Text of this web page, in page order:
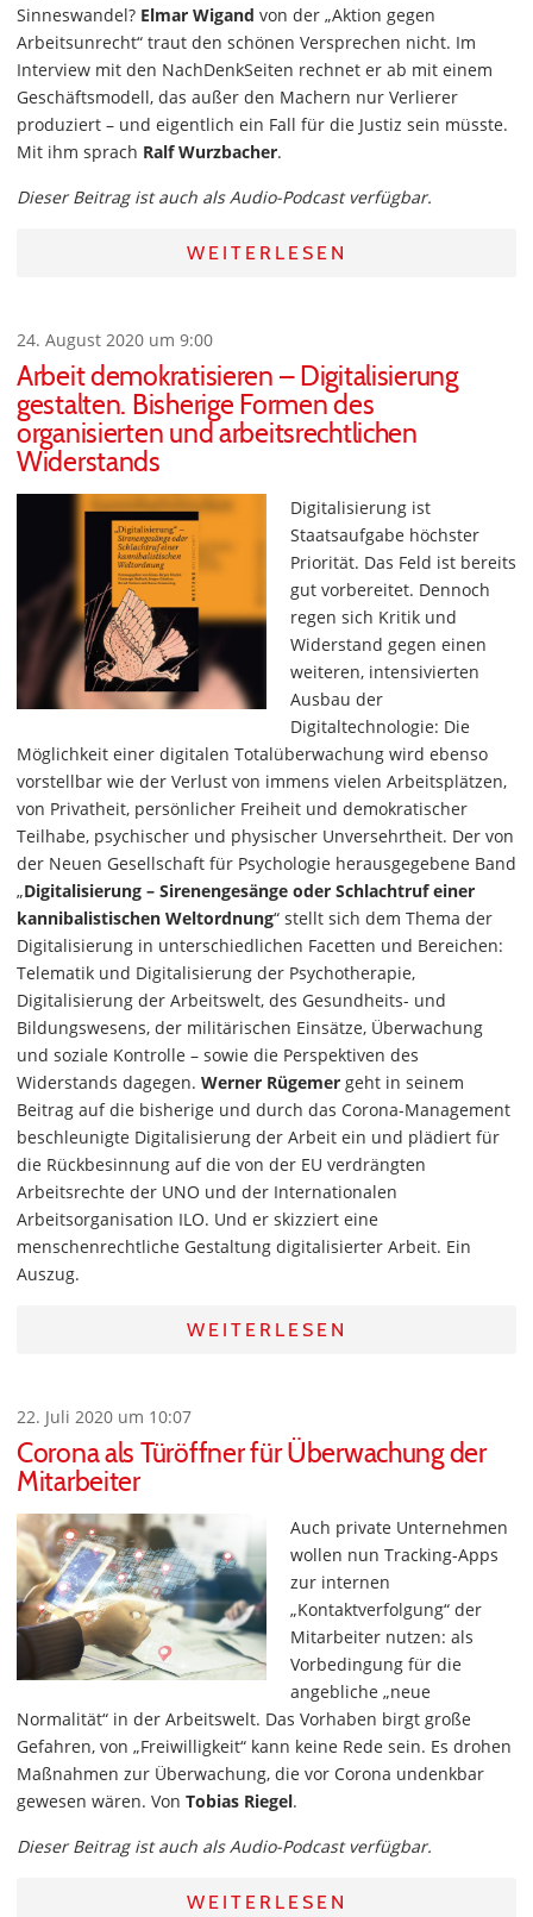
Sinneswandel? Elmar Wigand von der „Aktion gegen
Arbeitsunrecht“ traut den schönen Versprechen nicht. Im
Interview mit den NachDenkSeiten rechnet er ab mit einem
Geschäftsmodell, das außer den Machern nur Verlierer
produziert – und eigentlich ein Fall für die Justiz sein müsste.
Mit ihm sprach Ralf Wurzbacher.
Dieser Beitrag ist auch als Audio-Podcast verfügbar.
WEITERLESEN
24. August 2020 um 9:00
Arbeit demokratisieren – Digitalisierung
gestalten. Bisherige Formen des
organisierten und arbeitsrechtlichen
Widerstands
Digitalisierung ist
Staatsaufgabe höchster
Priorität. Das Feld ist bereits
gut vorbereitet. Dennoch
regen sich Kritik und
Widerstand gegen einen
weiteren, intensivierten
Ausbau der
Digitaltechnologie: Die
Möglichkeit einer digitalen Totalüberwachung wird ebenso
vorstellbar wie der Verlust von immens vielen Arbeitsplätzen,
von Privatheit, persönlicher Freiheit und demokratischer
Teilhabe, psychischer und physischer Unversehrtheit. Der von
der Neuen Gesellschaft für Psychologie herausgegebene Band
„Digitalisierung – Sirenengesänge oder Schlachtruf einer
kannibalistischen Weltordnung“ stellt sich dem Thema der
Digitalisierung in unterschiedlichen Facetten und Bereichen:
Telematik und Digitalisierung der Psychotherapie,
Digitalisierung der Arbeitswelt, des Gesundheits- und
Bildungswesens, der militärischen Einsätze, Überwachung
und soziale Kontrolle – sowie die Perspektiven des
Widerstands dagegen. Werner Rügemer geht in seinem
Beitrag auf die bisherige und durch das Corona-Management
beschleunigte Digitalisierung der Arbeit ein und plädiert für
die Rückbesinnung auf die von der EU verdrängten
Arbeitsrechte der UNO und der Internationalen
Arbeitsorganisation ILO. Und er skizziert eine
menschenrechtliche Gestaltung digitalisierter Arbeit. Ein
Auszug.
WEITERLESEN
22. Juli 2020 um 10:07
Corona als Türöffner für Überwachung der
Mitarbeiter
Auch private Unternehmen
wollen nun Tracking-Apps
zur internen
„Kontaktverfolgung“ der
Mitarbeiter nutzen: als
Vorbedingung für die
angebliche „neue
Normalität“ in der Arbeitswelt. Das Vorhaben birgt große
Gefahren, von „Freiwilligkeit“ kann keine Rede sein. Es drohen
Maßnahmen zur Überwachung, die vor Corona undenkbar
gewesen wären. Von Tobias Riegel.
Dieser Beitrag ist auch als Audio-Podcast verfügbar.
WEITERLESEN